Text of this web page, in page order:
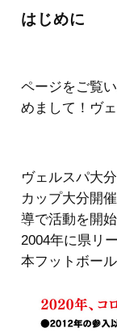
はじめに
ページをご覧
めまして！ヴ
ヴェルスパ大
カップ大分開
導で活動を開
2004年に県リ
本フットボー